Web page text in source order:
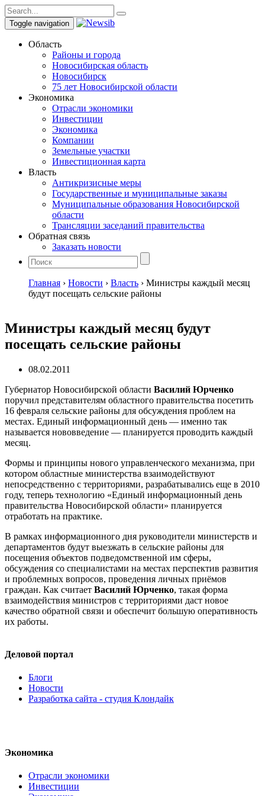
Toggle navigation
Область
Районы и города
Новосибирская область
Новосибирск
75 лет Новосибирской области
Экономика
Отрасли экономики
Инвестиции
Экономика
Компании
Земельные участки
Инвестиционная карта
Власть
Антикризисные меры
Государственные и муниципальные заказы
Муниципальные образования Новосибирской
области
Трансляции заседаний правительства
Обратная связь
Заказать новости
Главная › Новости › Власть › Министры каждый месяц
будут посещать сельские районы
Министры каждый месяц будут
посещать сельские районы
08.02.2011
Губернатор Новосибирской области Василий Юрченко
поручил представителям областного правительства посетить
16 февраля сельские районы для обсуждения проблем на
местах. Единый информационный день — именно так
называется нововведение — планируется проводить каждый
месяц.
Формы и принципы нового управленческого механизма, при
котором областные министерства взаимодействуют
непосредственно с территориями, разрабатывались еще в 2010
году, теперь технологию «Единый информационный день
правительства Новосибирской области» планируется
отработать на практике.
В рамках информационного дня руководители министерств и
департаментов будут выезжать в сельские районы для
посещения объектов подведомственной им сферы,
обсуждения со специалистами на местах перспектив развития
и проблемных вопросов, проведения личных приёмов
граждан. Как считает Василий Юрченко, такая форма
взаимодействия министров с территориями даст новое
качество обратной связи и обеспечит большую оперативность
их работы.
Деловой портал
Блоги
Новости
Разработка сайта - студия Клондайк
Экономика
Отрасли экономики
Инвестиции